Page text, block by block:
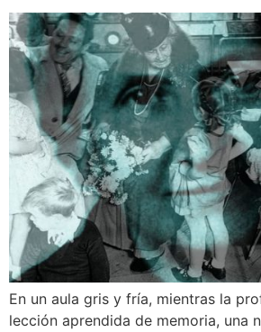
En un aula gris y fría, mientras la
lección aprendida de memoria, una